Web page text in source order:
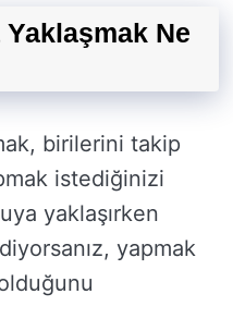
Ne
birilerini takip
istediğinizi
yaklaşırken
yapmak